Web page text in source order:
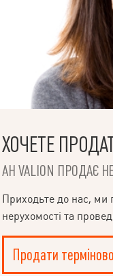
ХОЧЕТЕ
АН VALION ПРОДАЄ
Приходьте до нас, ми
нерухомості та
Продати